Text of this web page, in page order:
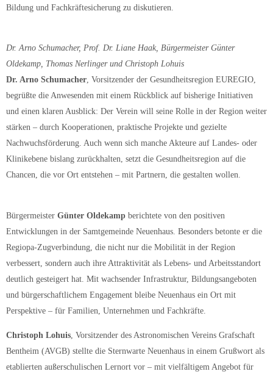
Bildung und Fachkräftesicherung zu diskutieren.
Dr. Arno Schumacher, Prof. Dr. Liane Haak, Bürgermeister Günter
Oldekamp, Thomas Nerlinger und Christoph Lohuis
Dr. Arno Schumacher, Vorsitzender der Gesundheitsregion EUREGIO,
begrüßte die Anwesenden mit einem Rückblick auf bisherige Initiativen
und einen klaren Ausblick: Der Verein will seine Rolle in der Region weiter
stärken – durch Kooperationen, praktische Projekte und gezielte
Nachwuchsförderung. Auch wenn sich manche Akteure auf Landes- oder
Klinikebene bislang zurückhalten, setzt die Gesundheitsregion auf die
Chancen, die vor Ort entstehen – mit Partnern, die gestalten wollen.
Bürgermeister Günter Oldekamp berichtete von den positiven
Entwicklungen in der Samtgemeinde Neuenhaus. Besonders betonte er die
Regiopa-Zugverbindung, die nicht nur die Mobilität in der Region
verbessert, sondern auch ihre Attraktivität als Lebens- und Arbeitsstandort
deutlich gesteigert hat. Mit wachsender Infrastruktur, Bildungsangeboten
und bürgerschaftlichem Engagement bleibe Neuenhaus ein Ort mit
Perspektive – für Familien, Unternehmen und Fachkräfte.
Christoph Lohuis, Vorsitzender des Astronomischen Vereins Grafschaft
Bentheim (AVGB) stellte die Sternwarte Neuenhaus in einem Grußwort als
etablierten außerschulischen Lernort vor – mit vielfältigem Angebot für